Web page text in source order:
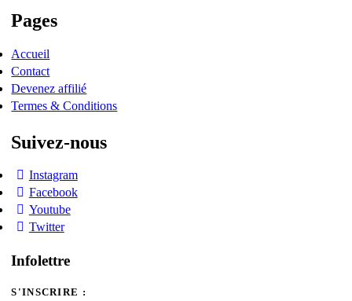
Pages
Accueil
Contact
Devenez affilié
Termes & Conditions
Suivez-nous
Instagram
Facebook
Youtube
Twitter
Infolettre
S'INSCRIRE :